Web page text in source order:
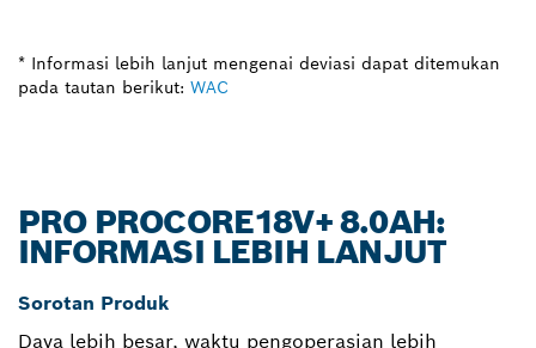
* Informasi lebih lanjut mengenai deviasi dapat ditemukan
pada tautan berikut: WAC
PRO PROCORE18V+ 8.0AH:
INFORMASI LEBIH LANJUT
Sorotan Produk
Daya lebih besar, waktu pengoperasian lebih